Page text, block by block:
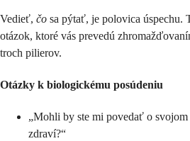
Vedieť, čo sa pýtať, je polovica
otázok, ktoré vás prevedú
troch pilierov.
Otázky k biologickému posúdeniu
„Mohli by ste mi povedať o
zdraví?“